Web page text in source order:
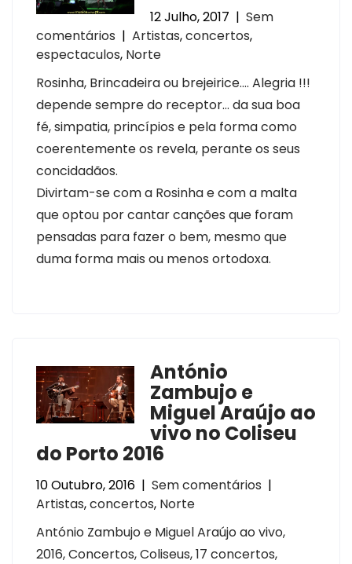
12 Julho, 2017 | Sem
comentários | Artistas,concertos,
espectaculos, Norte
Rosinha, Brincadeira ou brejeirice…. Alegria !!!
depende sempre do receptor… da sua boa
fé, simpatia, princípios e pela forma como
coerentemente os revela, perante os seus
concidadãos.
Divirtam-se com a Rosinha e com a malta
que optou por cantar canções que foram
pensadas para fazer o bem, mesmo que
duma forma mais ou menos ortodoxa.
António
Zambujo e
Miguel Araújo ao
vivo no Coliseu
do Porto 2016
10 Outubro, 2016 | Sem comentários |
Artistas,concertos, Norte
António Zambujo e Miguel Araújo ao vivo,
2016, Concertos, Coliseus, 17 concertos,